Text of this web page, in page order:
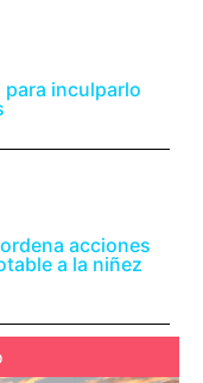
para inculparlo
acciones
a la niñez